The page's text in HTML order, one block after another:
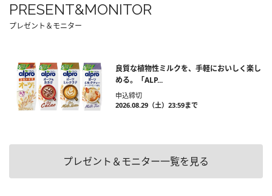
PRESENT&MONITOR
プレゼント＆モニター
良質な植物性ミルクを、手軽においしく楽し
める。「ALP...
申込締切
2026.08.29（土）23:59まで
プレゼント＆モニター一覧を見る